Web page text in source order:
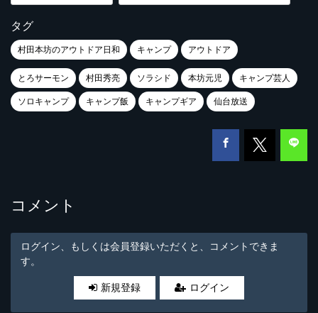
タグ
村田本坊のアウトドア日和 キャンプ アウトドア
とろサーモン 村田秀亮 ソラシド 本坊元児 キャンプ芸人
ソロキャンプ キャンプ飯 キャンプギア 仙台放送
コメント
ログイン、もしくは会員登録いただくと、コメントできま
す。
新規登録 ログイン